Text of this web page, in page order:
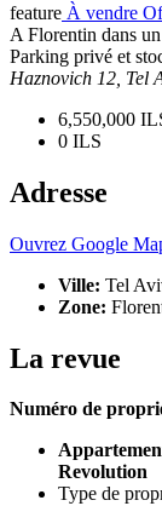
feature À vendre
A Florentin dans
Parking privé et
Haznovich 12, Tel
6,550,000
0 ILS
Adresse
Ouvrez Google
Ville: Tel
Zone:
La revue
Numéro de
Revolution
Type de